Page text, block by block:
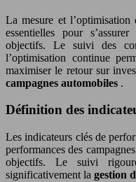
La mesure et l’optimisation
essentielles pour
objectifs. Le suivi des
l’optimisation continue
maximiser le retour sur
campagnes automobiles .
Définition des
Les indicateurs clés de
performances des
objectifs. Le suivi
significativement la gestion